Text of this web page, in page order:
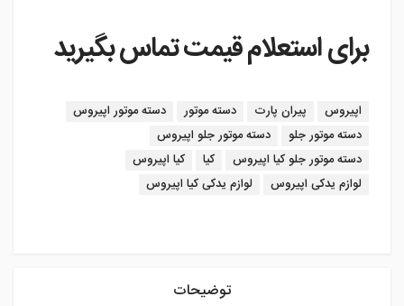
برای استعلام قیمت تماس بگیرید
برچسب:
اپیروس پیران پارت دسته موتور
دسته موتور اپیروس
دسته موتور جلو
دسته موتور جلو اپیروس
دسته موتور جلو کیا اپیروس
کیا
کیا اپیروس
لوازم یدکی اپیروس
لوازم یدکی کیا اپیروس
توضیحات